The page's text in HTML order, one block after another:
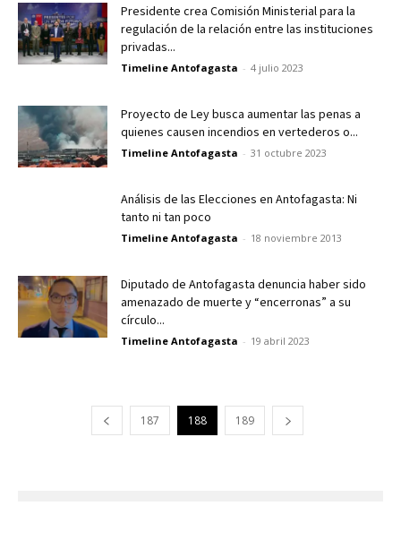
Presidente crea Comisión Ministerial para la
regulación de la relación entre las instituciones
privadas...
Timeline Antofagasta - 4 julio 2023
Proyecto de Ley busca aumentar las penas a
quienes causen incendios en vertederos o...
Timeline Antofagasta - 31 octubre 2023
Análisis de las Elecciones en Antofagasta: Ni
tanto ni tan poco
Timeline Antofagasta - 18 noviembre 2013
Diputado de Antofagasta denuncia haber sido
amenazado de muerte y “encerronas” a su
círculo...
Timeline Antofagasta - 19 abril 2023
187 188 189